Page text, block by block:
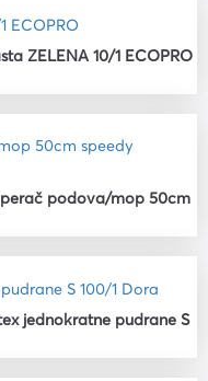
ZELENA 10/1 ECOPRO
podova/mop 50cm
jednokratne pudrane S